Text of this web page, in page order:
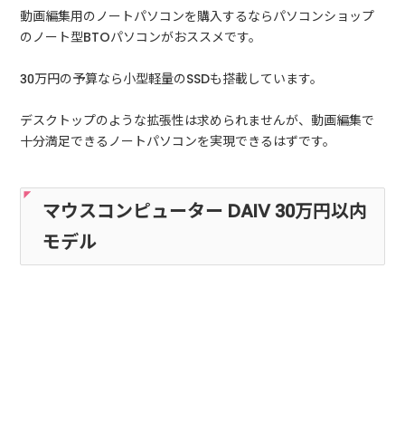
動画編集用のノートパソコンを購入するならパソコンショップ
のノート型BTOパソコンがおススメです。
30万円の予算なら小型軽量のSSDも搭載しています。
デスクトップのような拡張性は求められませんが、動画編集で
十分満足できるノートパソコンを実現できるはずです。
マウスコンピューター DAIV 30万円以内
モデル